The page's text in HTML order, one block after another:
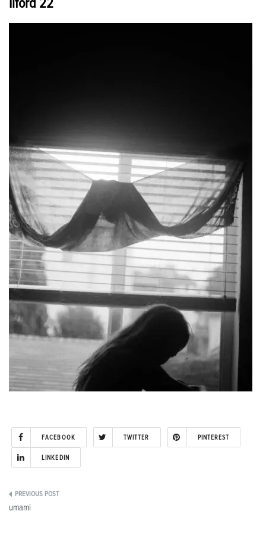
Ilford 22
FACEBOOK TWITTER PINTEREST
LINKEDIN
Post
umami